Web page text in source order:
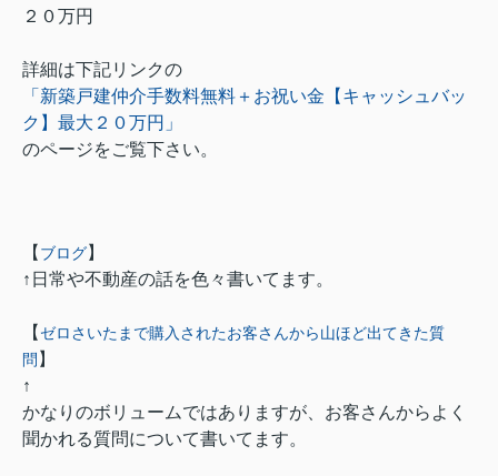
２０万円
詳細は下記リンクの
「新築戸建仲介手数料無料＋お祝い金【キャッシュバッ
ク】最大２０万円」
のページをご覧下さい。
【 ブログ】
↑日常や不動産の話を色々書いてます。
【 ゼロさいたまで購入されたお客さんから山ほど出てきた質
問 】
↑
かなりのボリュームではありますが、お客さんからよく
聞かれる質問について書いてます。